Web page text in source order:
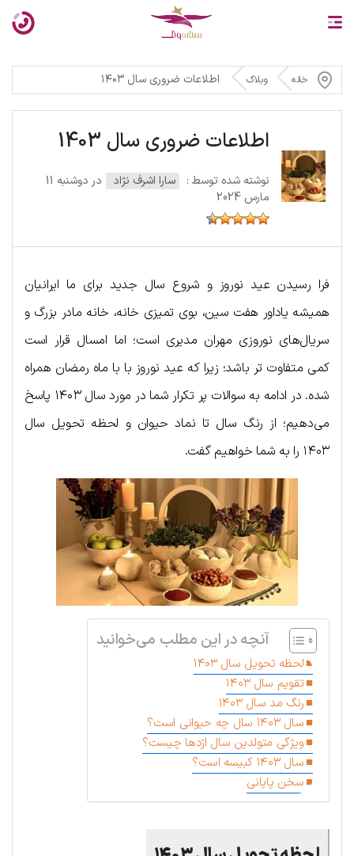
خانه وبلاگ اطلاعات ضروری سال ۱۴۰۳
اطلاعات ضروری سال 1403
نوشته شده توسط : سارا اشرف نژاد
در دوشنبه 11
مارس 2024
فرا رسیدن عید نوروز و شروع سال جدید برای ما ایرانیان
همیشه یاداور هفت سین، بوی تمیزی خانه، خانه مادر بزرگ و
سریال‌های نوروزی مهران مدیری است؛ اما امسال قرار است
کمی متفاوت تر باشد؛ زیرا که عید نوروز با با ماه رمضان همراه
شده. در ادامه به سوالات پر تکرار شما در مورد سال ۱۴۰۳ پاسخ
می‌دهیم؛ از رنگ سال تا نماد حیوان و لحظه تحویل سال
۱۴۰۳ را به شما خواهیم گفت.
آنچه در این مطلب می‌خوانید
لحظه تحویل سال ۱۴۰۳
تقویم سال ۱۴۰۳
رنگ مد سال ۱۴۰۳
سال ۱۴۰۳ سال چه حیوانی است؟
ویژگی متولدین سال اژدها چیست؟
سال ۱۴۰۳ کبیسه است؟
سخن پایانی